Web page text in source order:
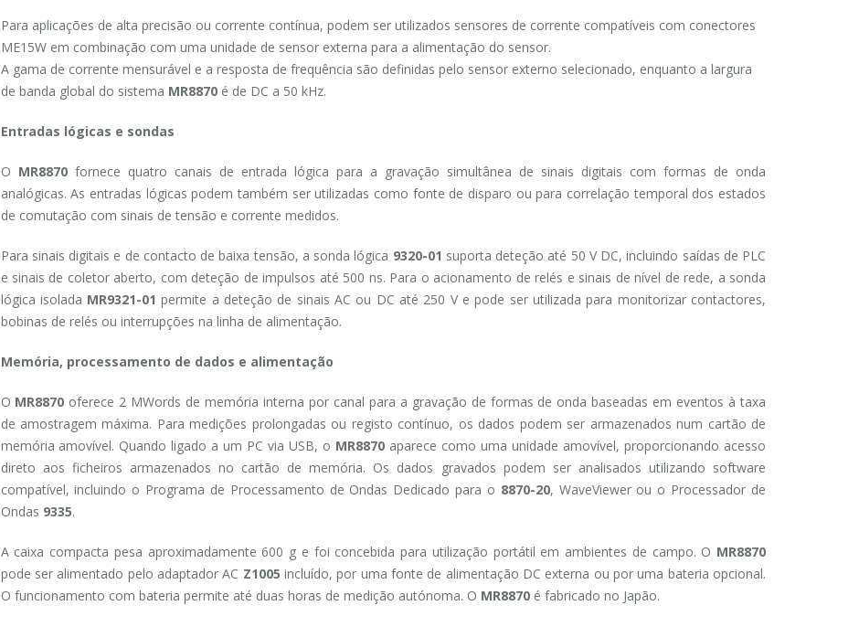
Para aplicações de alta precisão ou corrente contínua, podem ser utilizados sensores de corrente compatíveis com conectores
ME15W em combinação com uma unidade de sensor externa para a alimentação do sensor.
A gama de corrente mensurável e a resposta de frequência são definidas pelo sensor externo selecionado, enquanto a largura
de banda global do sistema MR8870é de DC a 50 kHz.
Entradas lógicas e sondas
O MR8870fornece quatro canais de entrada lógica para a gravação simultânea de sinais digitais com formas de onda
analógicas. As entradas lógicas podem também ser utilizadas como fonte de disparo ou para correlação temporal dos estados
de comutação com sinais de tensão e corrente medidos.
Para sinais digitais e de contacto de baixa tensão, a sonda lógica 9320-01 suporta deteção até 50 V DC, incluindo saídas de PLC
e sinais de coletor aberto, com deteção de impulsos até 500 ns. Para o acionamento de relés e sinais de nível de rede, a sonda
lógica isolada MR9321-01 permite a deteção de sinais AC ou DC até 250 V e pode ser utilizada para monitorizar contactores,
bobinas de relés ou interrupções na linha de alimentação.
Memória, processamento de dados e alimentação
O MR8870 oferece 2 MWords de memória interna por canal para a gravação de formas de onda baseadas em eventos à taxa
de amostragem máxima. Para medições prolongadas ou registo contínuo, os dados podem ser armazenados num cartão de
memória amovível. Quando ligado a um PC via USB, o MR8870 aparece como uma unidade amovível, proporcionando acesso
direto aos ficheiros armazenados no cartão de memória. Os dados gravados podem ser analisados ​​utilizando software
compatível, incluindo o Programa de Processamento de Ondas Dedicado para o 8870-20, WaveViewer ou o Processador de
Ondas 9335.
A caixa compacta pesa aproximadamente 600 g e foi concebida para utilização portátil em ambientes de campo. O MR8870
pode ser alimentado pelo adaptador AC Z1005 incluído, por uma fonte de alimentação DC externa ou por uma bateria opcional.
O funcionamento com bateria permite até duas horas de medição autónoma. O MR8870é fabricado no Japão.